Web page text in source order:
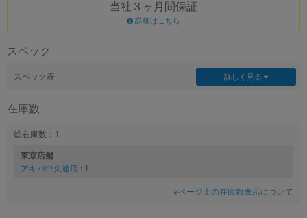
当社３ヶ月間保証
詳細はこちら
スペック
スペック表 詳しく見る
在庫数
総在庫数：1
東京店舗
アキバ中央通店 : 1
※ページ上の在庫数表示について